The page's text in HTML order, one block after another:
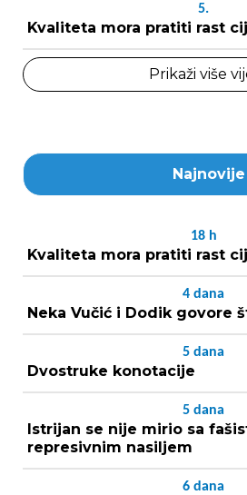
5.
Kvaliteta mora pratiti rast
Prikaži više
Najnovije
18 h
Kvaliteta mora pratiti rast
4 dana
Neka Vučić i Dodik govore
5 dana
Dvostruke konotacije
5 dana
Istrijan se nije mirio sa
represivnim nasiljem
6 dana